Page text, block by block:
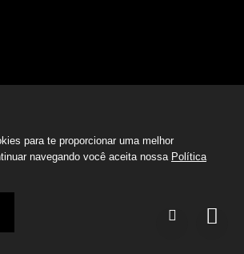
© 2019 Jorge Gomes
Direitos Reservados
| Otimização de Sites
para te proporcionar uma melhor
navegando você aceita nossa Política